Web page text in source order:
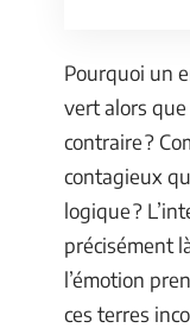
Pourquoi un
vert alors
contraire ?
contagieux
logique ?
précisément
l’émotion
ces terres